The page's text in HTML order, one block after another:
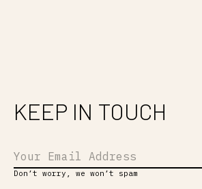
KEEP IN TOUCH
Don’t worry, we won’t spam